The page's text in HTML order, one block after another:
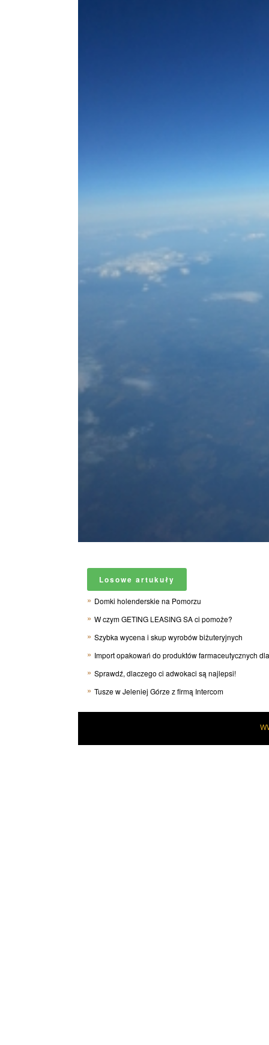
Losowe artukuły
Domki holenderskie na Pomorzu
W czym GETING LEASING SA ci pomoże?
Szybka wycena i skup wyrobów biżuteryjnych
Import opakowań do produktów farmaceutycznych
Sprawdź, dlaczego ci adwokaci są najlepsi!
Tusze w Jeleniej Górze z firmą Intercom